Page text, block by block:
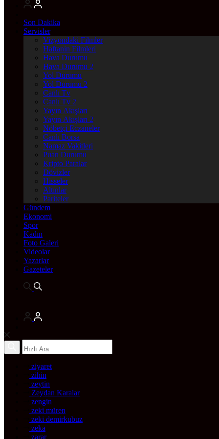
Son Dakika
Servisler
Vizyondaki Filmler
Haftanin Filmleri
Hava Durumu
Hava Durumu 2
Yol Durumu
Yol Durumu 2
Canlı Tv
Canlı Tv 2
Yayın Akışları
Yayın Akışları 2
Nöbetçi Eczaneler
Canlı Borsa
Namaz Vakitleri
Puan Durumu
Kripto Paralar
Dövizler
Hisseler
Altınlar
Pariteler
Gündem
Ekonomi
Spor
Kadın
Foto Galeri
Videolar
Yazarlar
Gazeteler
ziyaret
zihin
zeytin
Zeydan Karalar
zengin
zeki müren
zeki demirkubuz
zeka
zarar